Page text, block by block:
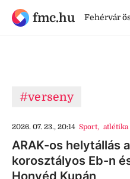
fmc.hu Fehérvár
#verseny
2026. 07. 23., 20:14 Sport, atlétika
ARAK-os helytállás a
korosztályos Eb-n
Honvéd Kupán